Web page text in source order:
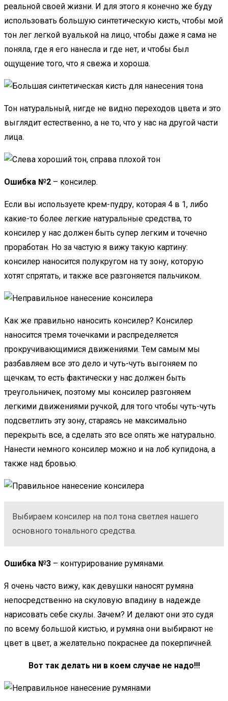
реальной своей жизни. И для этого я конечно же буду
использовать большую синтетическую кисть, чтобы мой
тон лег легкой вуалькой на лицо, чтобы даже я сама не
поняла, где я его нанесла и где нет, и чтобы был
ощущение того, что я свежа и хороша.
Тон натуральный, нигде не видно переходов цвета и это
выглядит естественно, а не то, что у нас на другой части
лица.
Ошибка №2 – консилер.
Если вы используете крем-пудру, которая 4 в 1, либо
какие-то более легкие натуральные средства, то
консилер у нас должен быть супер легким и точечно
проработан. Но за частую я вижу такую картину:
консилер наносится полукругом на ту зону, которую
хотят спрятать, и также все разгоняется пальчиком.
Как же правильно наносить консилер? Консилер
наносится тремя точечками и распределяется
прокручивающимися движениями. Тем самым мы
разбавляем все это дело и чуть-чуть выгоняем по
щечкам, то есть фактически у нас должен быть
треугольничек, поэтому мы консилер разгоняем
легкими движениями ручкой, для того чтобы чуть-чуть
подсветлить эту зону, стараясь не максимально
перекрыть все, а сделать это все опять же натурально.
Нанести немного консилер можно и на лоб купидона, а
также над бровью.
Выбираем консилер на пол тона светлея нашего
основного тонального средства.
Ошибка №3 – контурирование румянами.
Я очень часто вижу, как девушки наносят румяна
непосредственно на скуловую впадину в надежде
нарисовать себе скулы. Зачем? И делают они это судя
по всему большой кистью, и румяна они выбирают не
цвет в цвет, а желательно покраснее да покерпичней.
Вот так делать ни в коем случае не надо!!!